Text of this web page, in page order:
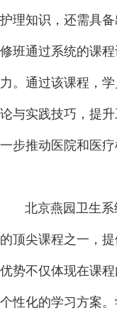
护理知识，还需具
修班通过系统的课
力。通过该课程，
论与实践技巧，提
一步推动医院和医疗
北京燕园卫生
的顶尖课程之一，
优势不仅体现在课
个性化的学习方案